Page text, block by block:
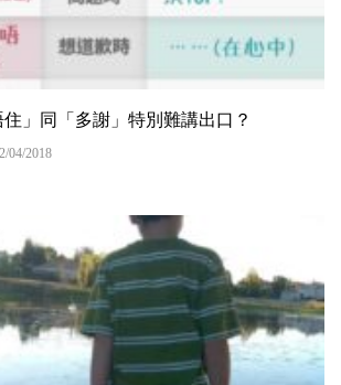
」同「多謝」特別難講出口？
04/2018